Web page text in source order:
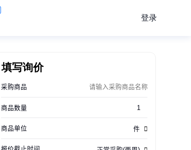
登录
填写询价